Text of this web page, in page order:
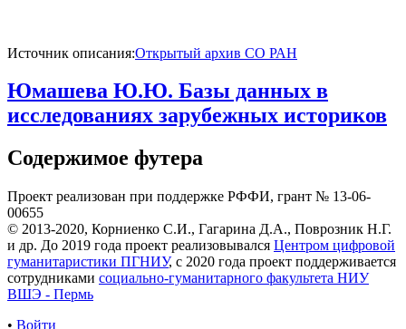
Источник описания:Открытый архив СО РАН
Юмашева Ю.Ю. Базы данных в
исследованиях зарубежных историков
Содержимое футера
Проект реализован при поддержке РФФИ, грант № 13-06-
00655
© 2013-2020, Корниенко С.И., Гагарина Д.А., Поврозник Н.Г.
и др. До 2019 года проект реализовывался Центром цифровой
гуманитаристики ПГНИУ, с 2020 года проект поддерживается
сотрудниками социально-гуманитарного факультета НИУ
ВШЭ - Пермь
• Войти